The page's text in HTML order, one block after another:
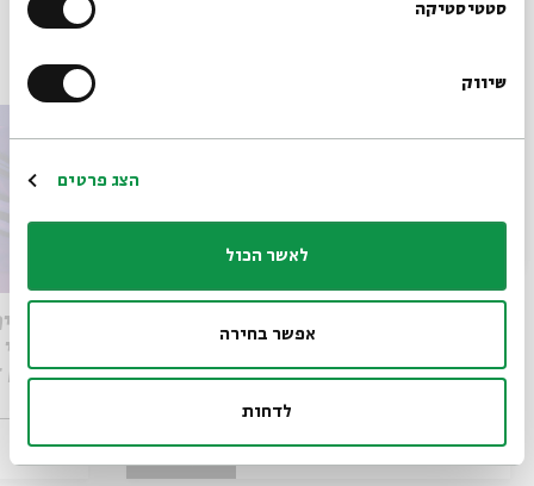
סטטיסטיקה
שיווק
הצג פרטים
לאשר הכול
אפשר בחירה
לדחות
שלישי | נתן יונתן
zoom
21.12.21
אמנים
zoom